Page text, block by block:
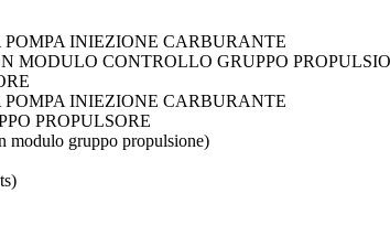
POMPA INIEZIONE CARBURANTE
MODULO CONTROLLO GRUPPO
POMPA INIEZIONE CARBURANTE
PROPULSORE
gruppo propulsione)